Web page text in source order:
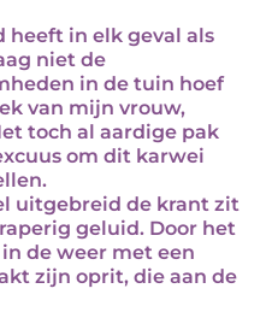
heeft in elk geval als
niet de
in de tuin hoef
van mijn vrouw,
toch al aardige pak
om dit karwei
uitgebreid de krant zit
geluid. Door het
de weer met een
zijn oprit, die aan de